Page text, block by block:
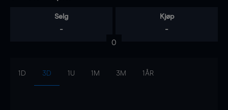
Selg
-
Kjøp
-
0
1D 3D 1U 1M 3M 1ÅR